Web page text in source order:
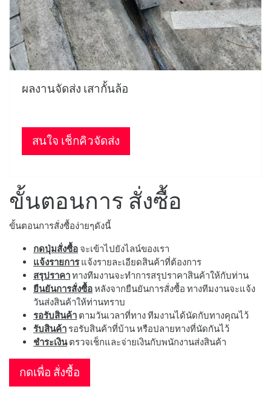
ผลงานจัดส่ง เสากั้นล้อ
สนใจ เช็กคิวจัดส่ง
ขั้นตอนการ สั่งซื้อ
ขั้นตอนการสั่งซื้อง่ายๆดังนี้
กดปุ่มสั่งซื้อ จะเข้าไปยังไลน์ของเรา
แจ้งรายการแจ้งรายละเอียดสินค้าที่ต้องการ
สรุปราคาทางทีมงานจะทำการสรุปราคาสินค้าให้กับท่าน
ยืนยันการสั่งซื้อหลังจากยืนยันการสั่งซื้อ ทางทีมงานจะแจ้ง
วันส่งสินค้าให้ท่านทราบ
รอรับสินค้า ตามวันเวลาที่ทาง ทีมงานได้นัดกับทางคุณไว้
รับสินค้า รอรับสินค้าที่บ้าน หรือปลายทางที่นัดกันไว้
ชำระเงินตรวจเช็กและจ่ายเงินกับพนักงานส่งสินค้า
กดเพื่อ สั่งซื้อ